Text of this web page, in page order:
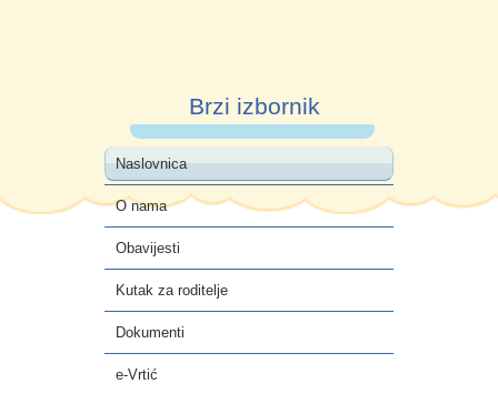
Kutak za roditelje
Dokumenti
e-Vrtić
Brzi izbornik
Naslovnica
O nama
Obavijesti
Kutak za roditelje
Dokumenti
e-Vrtić